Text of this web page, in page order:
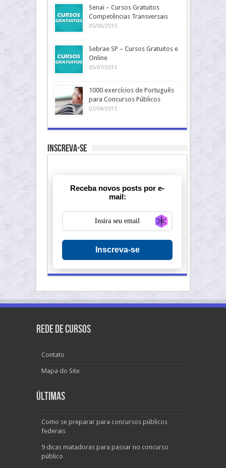
Senai – Cursos Gratuitos
Competências Transversais
05/06/2015
Sebrae SP – Cursos Gratuitos e
Online
05/07/2013
1000 exercícios de Português
para Concursos Públicos
07/04/2015
Inscreva-se
Receba novos posts por e-
mail:
Inscreva-se
Rede de Cursos
Contato
Mapa do Site
Últimas
Como se preparar para concursos públicos
federais
9 dicas matadoras para passar no concurso
público